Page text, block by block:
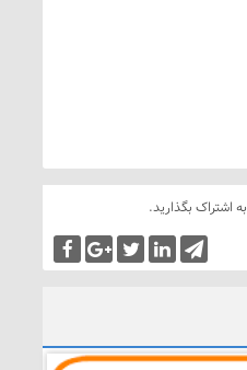
اشتراک بگذاريد.